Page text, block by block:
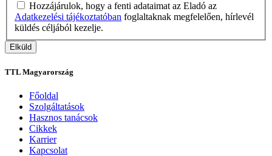
Hozzájárulok, hogy a fenti adataimat az Eladó az
Adatkezelési tájékoztatóban foglaltaknak megfelelően, hírlevél
küldés céljából kezelje.
TTL Magyarország
Főoldal
Szolgáltatások
Hasznos tanácsok
Cikkek
Karrier
Kapcsolat